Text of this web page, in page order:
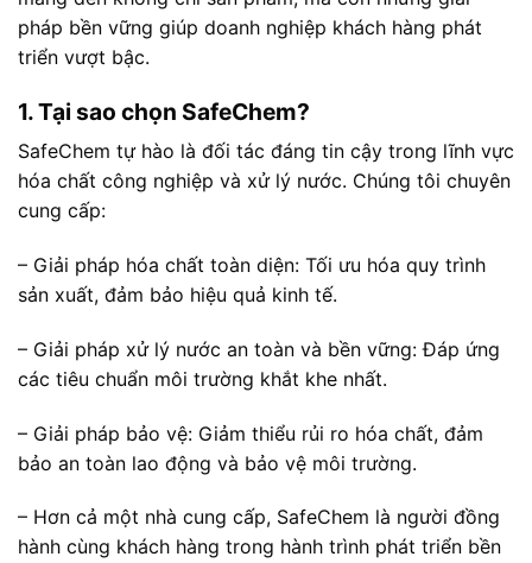
pháp bền vững giúp doanh nghiệp khách hàng phát
triển vượt bậc.
1. Tại sao chọn SafeChem?
SafeChem tự hào là đối tác đáng tin cậy trong lĩnh vực
hóa chất công nghiệp và xử lý nước. Chúng tôi chuyên
cung cấp:
– Giải pháp hóa chất toàn diện: Tối ưu hóa quy trình
sản xuất, đảm bảo hiệu quả kinh tế.
– Giải pháp xử lý nước an toàn và bền vững: Đáp ứng
các tiêu chuẩn môi trường khắt khe nhất.
– Giải pháp bảo vệ: Giảm thiểu rủi ro hóa chất, đảm
bảo an toàn lao động và bảo vệ môi trường.
– Hơn cả một nhà cung cấp, SafeChem là người đồng
hành cùng khách hàng trong hành trình phát triển bền